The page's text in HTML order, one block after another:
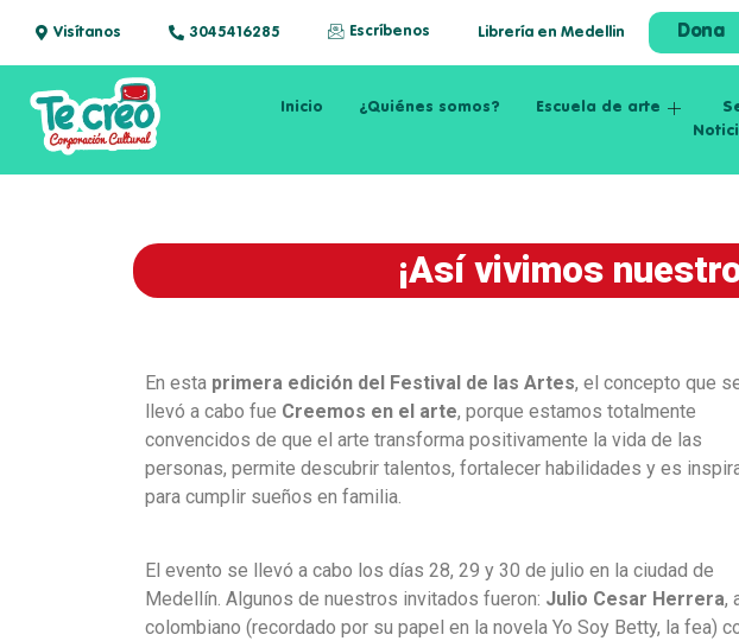
Visítanos 3045416285 Escríbenos Librería en Medellin Dona
Inicio ¿Quiénes somos? Escuela de arte
¡Así vivimos
En esta primera edición del Festival de las Artes, el concepto que
llevó a cabo fue Creemos en el arte, porque estamos totalmente
convencidos de que el arte transforma positivamente la vida de las
personas, permite descubrir talentos, fortalecer habilidades y es
para cumplir sueños en familia.
El evento se llevó a cabo los días 28, 29 y 30 de julio en la ciudad de
Medellín. Algunos de nuestros invitados fueron: Julio Cesar Herrera,
colombiano (recordado por su papel en la novela Yo Soy Betty, la fea)